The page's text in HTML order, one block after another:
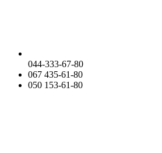
044-333-67-80
067 435-61-80
050 153-61-80